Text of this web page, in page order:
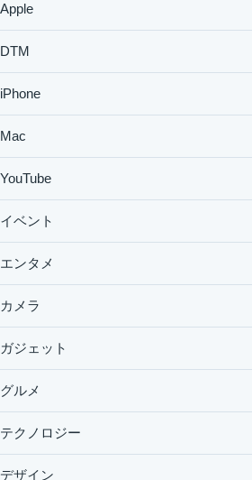
Apple
DTM
iPhone
Mac
YouTube
イベント
エンタメ
カメラ
ガジェット
グルメ
テクノロジー
デザイン